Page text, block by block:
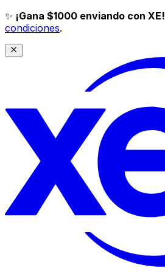
✨ ¡Gana $1000 enviando con XE!
condiciones.